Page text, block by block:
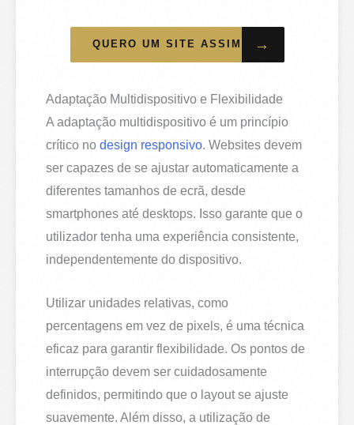
QUERO UM SITE ASSIM →
Adaptação Multidispositivo e Flexibilidade
A adaptação multidispositivo é um princípio
crítico nodesign responsivo. Websites devem
ser capazes de se ajustar automaticamente a
diferentes tamanhos de ecrã, desde
smartphones até desktops. Isso garante que o
utilizador tenha uma experiência consistente,
independentemente do dispositivo.
Utilizar unidades relativas, como
percentagens em vez de pixels, é uma técnica
eficaz para garantir flexibilidade. Os pontos de
interrupção devem ser cuidadosamente
definidos, permitindo que o layout se ajuste
suavemente. Além disso, a utilização de